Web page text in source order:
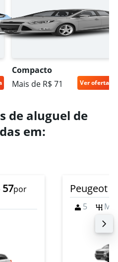
Compacto
Mais de R$ 71
Ver oferta
de aluguel de
em:
57por
Peugeot
5 M